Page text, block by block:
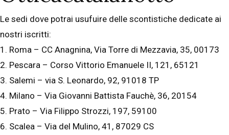
Le sedi dove potrai usufuire delle scontistiche dedicate ai
nostri iscritti:
1. Roma – CC Anagnina, Via Torre di Mezzavia, 35, 00173
2. Pescara – Corso Vittorio Emanuele II, 121, 65121
3. Salemi – via S. Leonardo, 92, 91018 TP
4. Milano – Via Giovanni Battista Fauchè, 36, 20154
5. Prato – Via Filippo Strozzi, 197, 59100
6. Scalea – Via del Mulino, 41, 87029 CS